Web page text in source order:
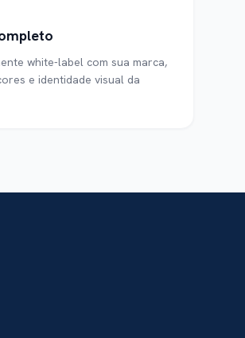
white-label com sua marca,
e identidade visual da